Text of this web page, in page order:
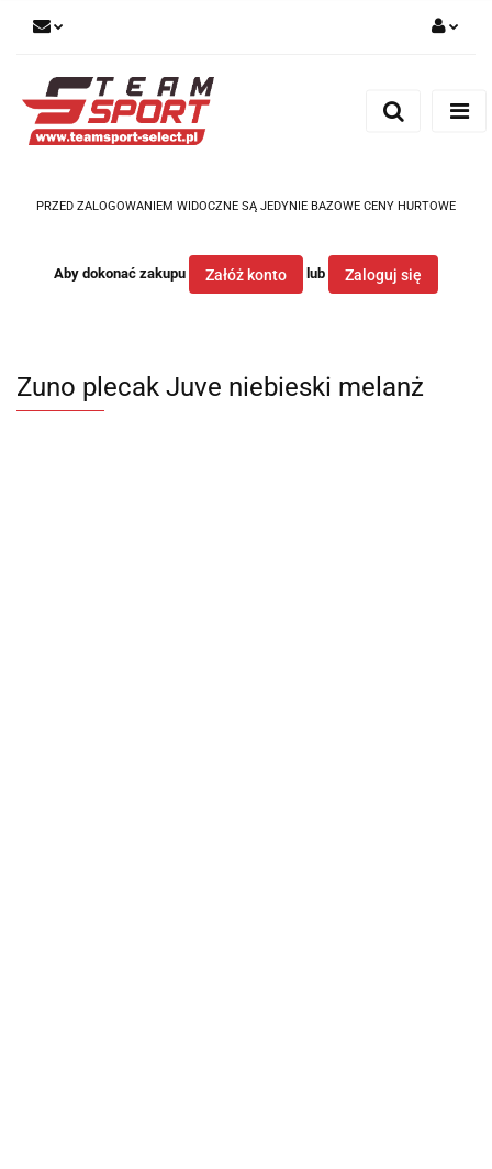
Zarejestruj się
PRZED ZALOGOWANIEM WIDOCZNE SĄ JEDYNIE BAZOWE CENY HURTOWE
Aby dokonać zakupu Załóż konto lub Zaloguj się
Zuno plecak Juve niebieski melanż